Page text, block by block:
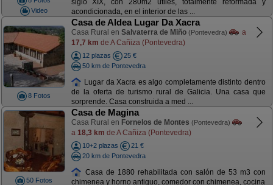
Video
siglo XIX, con 280m2 útiles, totalmente reformada y
acondicionada, en el interior de las ...
8 Fotos
Casa de Aldea Lugar Da Xacra
Casa Rural en Salvaterra de Miño (Pontevedra)
a
17,7 km de A Cañiza (Pontevedra)
12 plazas
25 €
50 km de Pontevedra
Lugar da Xacra es algo completamente distinto dentro
de la oferta de turismo rural de Galicia. Una casa que
sorprende. Casa construida a med ...
50 Fotos
Casa de Magina
Casa Rural en Fornelos de Montes (Pontevedra)
a 18,3 km de A Cañiza (Pontevedra)
10+2 plazas
21 €
20 km de Pontevedra
Casa de 1880 rehabilitada con salón de 53 m3 con
chimenea y horno antiguo, comedor con chimenea, cocina